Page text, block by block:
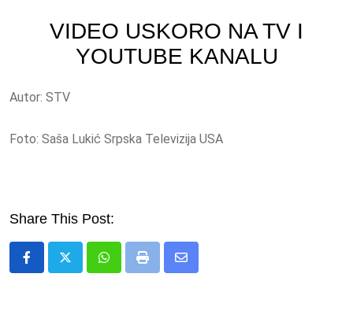
VIDEO USKORO NA TV I
YOUTUBE KANALU
Autor: STV
Foto: Saša Lukić Srpska Televizija USA
Share This Post:
WhatsappPrint
Share